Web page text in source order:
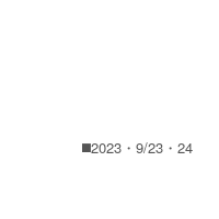
◼️2023・9/23・24